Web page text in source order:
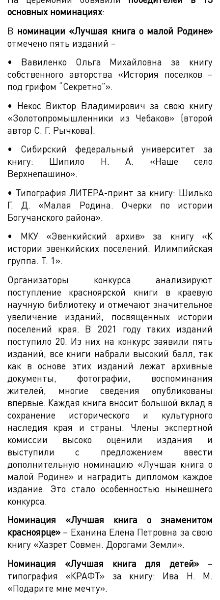
основных номинациях:
В номинации «Лучшая книга о малой Родине»
отмечено пять изданий –
• Вавиленко Ольга Михайловна за книгу
собственного авторства «История поселков –
под грифом “Секретно”».
• Некос Виктор Владимирович за свою книгу
«Золотопромышленники из Чебаков» (второй
автор С. Г. Рычкова).
• Сибирский федеральный университет за
книгу: Шипило Н. А. «Наше село
Верхнепашино».
• Типография ЛИТЕРА-принт за книгу: Шилько
Г. Д. «Малая Родина. Очерки по истории
Богучанского района».
• МКУ «Эвенкийский архив» за книгу «К
истории эвенкийских поселений. Илимпийская
группа. Т. 1».
Организаторы конкурса анализируют
поступление красноярской книги в краевую
научную библиотеку и отмечают значительное
увеличение изданий, посвященных истории
поселений края. В 2021 году таких изданий
поступило 20. Из них на конкурс заявили пять
изданий, все книги набрали высокий балл, так
как в основе этих изданий лежат архивные
документы, фотографии, воспоминания
жителей, многие сведения опубликованы
впервые. Каждая книга вносит большой вклад в
сохранение исторического и культурного
наследия края и страны. Члены экспертной
комиссии высоко оценили издания и
выступили с предложением ввести
дополнительную номинацию «Лучшая книга о
малой Родине» и наградить дипломом каждое
издание. Это стало особенностью нынешнего
конкурса.
Номинация «Лучшая книга о знаменитом
красноярце»– Еханина Елена Петровна за свою
книгу «Хазрет Совмен. Дорогами Земли».
Номинация «Лучшая книга для детей»–
типография «КРАФТ» за книгу: Ива Н. М.
«Подарите мне мечту».